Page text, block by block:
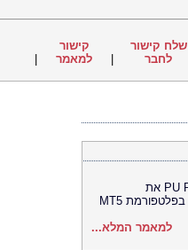
שלח קישור
לחבר
קישור
למאמר
משקיעים פועלים יותר ויותר בשווקים הפעילים מסביב לשעון; בהקשר זה, השיקה PU Prime את
למאמר המלא...